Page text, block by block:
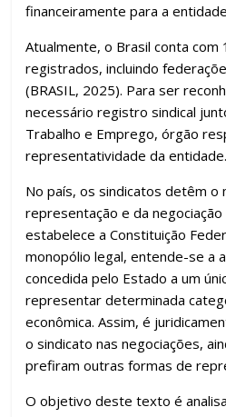
financeiramente para a
Atualmente, o Brasil conta com
registrados, incluindo
(BRASIL, 2025). Para ser
necessário registro sindical
Trabalho e Emprego, órgão
representatividade da entidade.
No país, os sindicatos detêm o
representação e da
estabelece a Constituição
monopólio legal, entende-se a
concedida pelo Estado a um
representar determinada
econômica. Assim, é
o sindicato nas negociações,
prefiram outras formas de
O objetivo deste texto é